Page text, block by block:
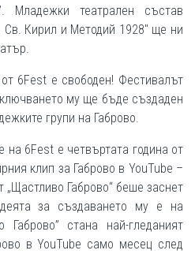
Младежки театрален състав
Св. Кирил и Методий 1928" ще ни
6Fest е свободен! Фестивалът
му ще бъде създаден
групи на Габрово.
на 6Fest е четвъртата година от
клип за Габрово в YouTube –
„Щастливо Габрово“ беше заснет
за създаването му е на
стана най-гледаният
в YouTube само месец след